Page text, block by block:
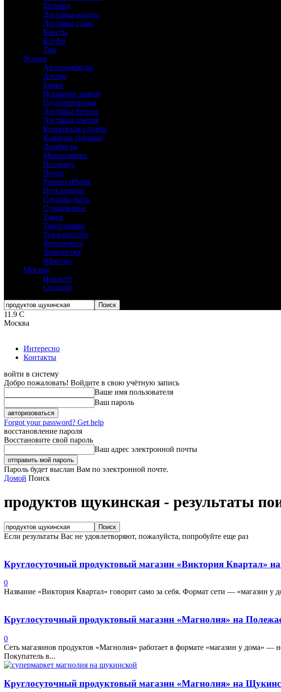
Бильярд
Доставка пиццы
Доставка суши
Квесты
Клубы
Тир
Услуги
Автоломбарды
Ателье
Банки
Вскрытие замков
Грузоперевозки
Доставка бетона
Доставка цветов
Курьерская служба
Клининг (уборка)
Ломбарды
Микрозаймы
Нотариус
Почта
Ремонт iPhone
Ветклиники
Службы быта
Страхование
Такси
Типографии
Турагентство
Фотопечать
Химчистка
Юристы
Москва
Новости
Сегодня
11.9 C
Москва
Интересно
Контакты
войти в систему
Добро пожаловать! Войдите в свою учётную запись
Ваше имя пользователя
Ваш пароль
Forgot your password? Get help
восстановление пароля
Восстановите свой пароль
Ваш адрес электронной почты
Пароль будет выслан Вам по электронной почте.
Домой Поиск
продуктов щукинская - результаты
Если результаты Вас не удовлетворяют, пожалуйста, попробуйте еще раз
Круглосуточный продуктовый магазин «Виктория Квартал»
0
Название «Виктория Квартал» говорит само за себя. Формат сети — «магазин
Круглосуточный продуктовый магазин «Магнолия» на
0
Сеть магазинов продуктов «Магнолия» работает в формате «магазин у дома»
Покупатель в...
Круглосуточный продуктовый магазин «Магнолия» на